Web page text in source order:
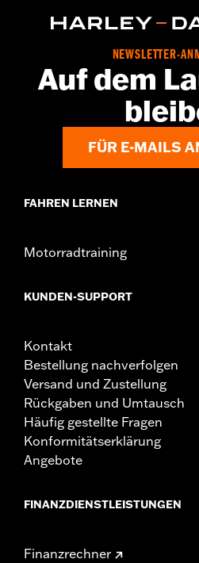
NEWSLETTER-
Auf dem
FÜR E-MAILS
FAHREN LERNEN
Motorradtraining
KUNDEN-SUPPORT
Kontakt
Bestellung nachverfolgen
Versand und Zustellung
Rückgaben und Umtausch
Häufig gestellte Fragen
Konformitätserklärung
Angebote
FINANZDIENSTLEISTUNGEN
Finanzrechner